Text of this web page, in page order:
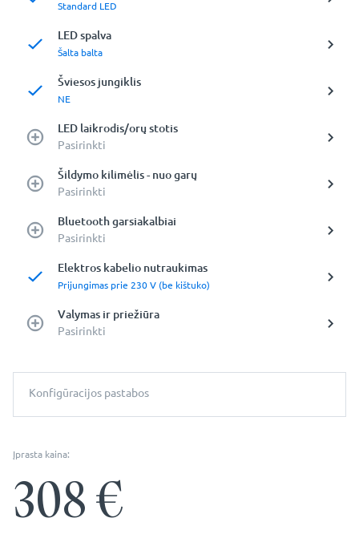
Standard LED
LED spalva
Šalta balta
Šviesos jungiklis
NE
LED laikrodis/orų stotis
Pasirinkti
Šildymo kilimėlis - nuo garų
Pasirinkti
Bluetooth garsiakalbiai
Pasirinkti
Elektros kabelio nutraukimas
Prijungimas prie 230 V (be kištuko)
Valymas ir priežiūra
Pasirinkti
Konfigūracijos pastabos
Įprasta kaina:
308€